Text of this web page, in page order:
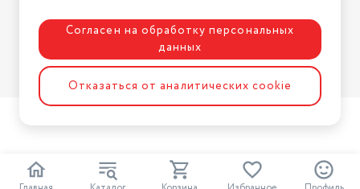
Разработка сайтаASTDESIGN
Согласен на обработку персональных
данных
Отказаться от аналитических cookie